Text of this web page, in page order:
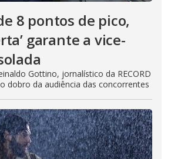
8 pontos de pico,
garante a vice-
Gottino, jornalístico da RECORD
dobro da audiência das concorrentes